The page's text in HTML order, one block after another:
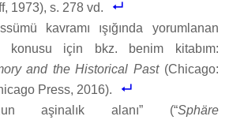
1973), s. 278 vd.
kavramı ışığında yorumlanan
konusu için bkz. benim kitabım:
and the Historical Past(Chicago:
Press, 2016).
aşinalık alanı” (“Sphäre